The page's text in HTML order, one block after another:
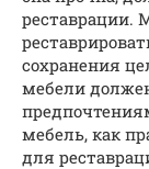
сохранения
мебели
мебель, как
для